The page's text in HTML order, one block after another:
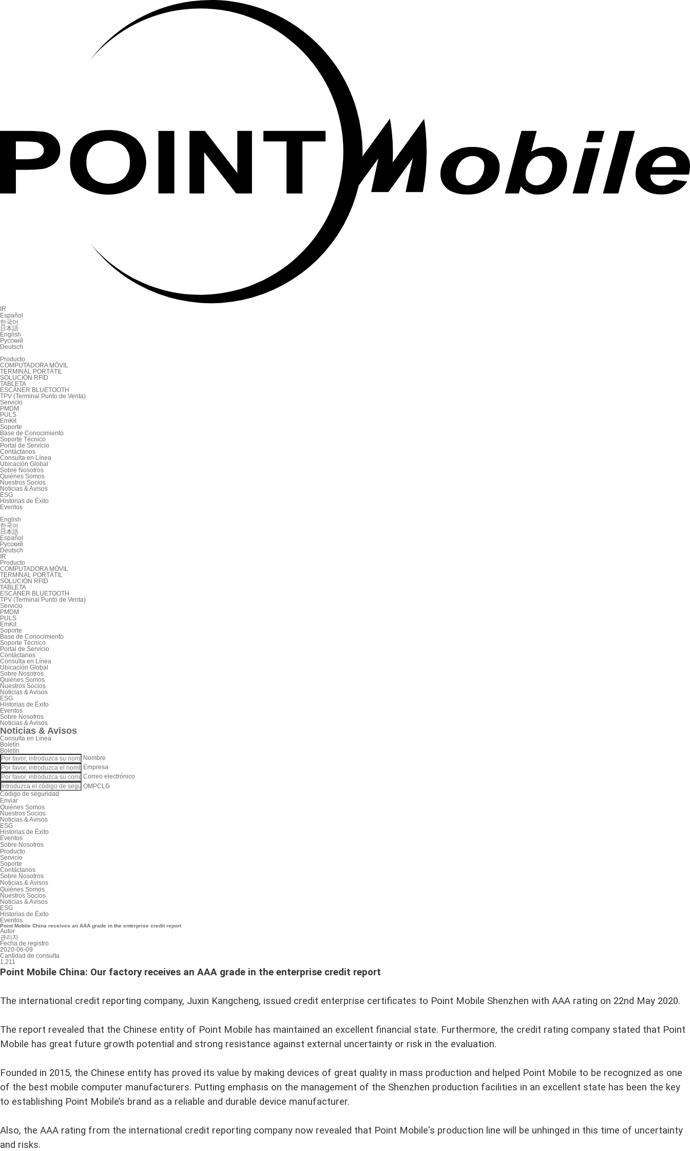
IR
Español
한국어
日本語
English
Русский
Deutsch
Producto
COMPUTADORA MÓVIL
TERMINAL PORTÁTIL
SOLUCIÓN RFID
TABLETA
ESCÁNER BLUETOOTH
TPV (Terminal Punto de Venta)
Servicio
PMDM
PULS
EmKit
Soporte
Base de Conocimiento
Soporte Técnico
Portal de Servicio
Contáctanos
Consulta en Línea
Ubicación Global
Sobre Nosotros
Quiénes Somos
Nuestros Socios
Noticias & Avisos
ESG
Historias de Éxito
Eventos
English
한국어
日本語
Español
Русский
Deutsch
IR
Producto
COMPUTADORA MÓVIL
TERMINAL PORTÁTIL
SOLUCIÓN RFID
TABLETA
ESCÁNER BLUETOOTH
TPV (Terminal Punto de Venta)
Servicio
PMDM
PULS
EmKit
Soporte
Base de Conocimiento
Soporte Técnico
Portal de Servicio
Contáctanos
Consulta en Línea
Ubicación Global
Sobre Nosotros
Quiénes Somos
Nuestros Socios
Noticias & Avisos
ESG
Historias de Éxito
Eventos
Sobre Nosotros
Noticias & Avisos
Noticias & Avisos
Consulta en Línea
Boletín
Boletín
Nombre
Empresa
Correo electrónico
OMPCLG
Código de seguridad
Enviar
Quiénes Somos
Nuestros Socios
Noticias & Avisos
ESG
Historias de Éxito
Eventos
Sobre Nosotros
Producto
Servicio
Soporte
Contáctanos
Sobre Nosotros
Noticias & Avisos
Quiénes Somos
Nuestros Socios
Noticias & Avisos
ESG
Historias de Éxito
Eventos
Point Mobile China receives an AAA grade in the enterprise credit report
Autor
관리자
Fecha de registro
2020-06-09
Cantidad de consulta
1,211
Point Mobile China: Our factory receives an AAA grade in the enterprise credit report
The international credit reporting company, Juxin Kangcheng, issued credit enterprise certificates to Point Mobile Shenzhen with AAA rating on 22nd May 2020.
The report revealed that the Chinese entity of Point Mobile has maintained an excellent financial state. Furthermore, the credit rating company stated that Point
Mobile has great future growth potential and strong resistance against external uncertainty or risk in the evaluation.
Founded in 2015, the Chinese entity has proved its value by making devices of great quality in mass production and helped Point Mobile to be recognized as one
of the best mobile computer manufacturers. Putting emphasis on the management of the Shenzhen production facilities in an excellent state has been the key
to establishing Point Mobile’s brand as a reliable and durable device manufacturer.
Also, the AAA rating from the international credit reporting company now revealed that Point Mobile's production line will be unhinged in this time of uncertainty
and risks.